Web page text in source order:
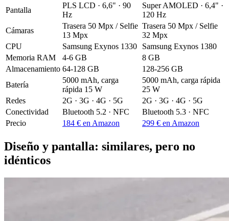
Pantalla
PLS LCD · 6,6" · 90
Hz
Super AMOLED · 6,4" ·
120 Hz
Cámaras
Trasera 50 Mpx / Selfie
13 Mpx
Trasera 50 Mpx / Selfie
32 Mpx
CPU
Samsung Exynos 1330
Samsung Exynos 1380
Memoria RAM
4-6 GB
8 GB
Almacenamiento 64-128 GB
128-256 GB
Batería
5000 mAh, carga
rápida 15 W
5000 mAh, carga rápida
25 W
Redes
2G · 3G · 4G · 5G
2G · 3G · 4G · 5G
Conectividad
Bluetooth 5.2 · NFC
Bluetooth 5.3 · NFC
Precio
184 € en Amazon 299 € en Amazon
Diseño y pantalla: similares, pero no
idénticos